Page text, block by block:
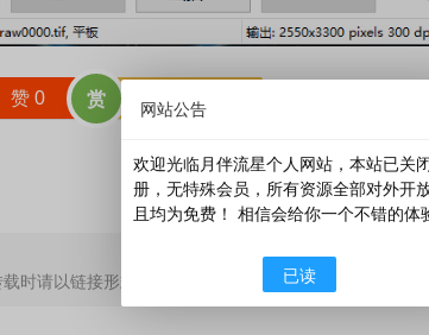
赞 0 赏 分享
时请以链接形式注明文章出处。
网站公告
欢迎光临月伴流星个人网站，本站已关
册，无特殊会员，所有资源全部对外开
且均为免费！ 相信会给你一个不错的体
已读